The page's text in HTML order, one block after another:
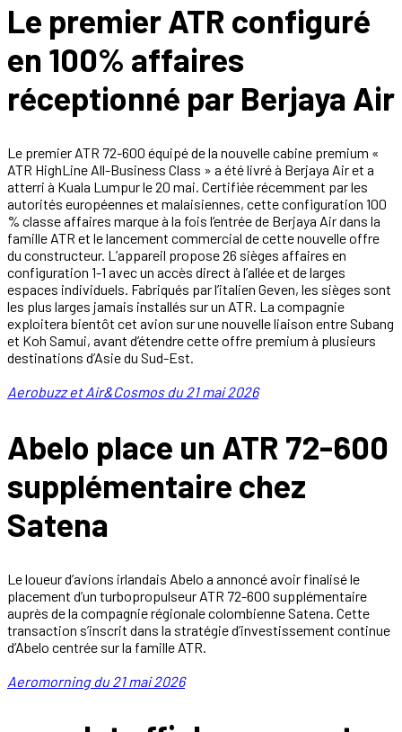
Le premier ATR configuré
en 100% affaires
réceptionné par Berjaya Air
Le premier ATR 72-600 équipé de la nouvelle cabine premium «
ATR HighLine All-Business Class » a été livré à Berjaya Air et a
atterri à Kuala Lumpur le 20 mai. Certifiée récemment par les
autorités européennes et malaisiennes, cette configuration 100
% classe affaires marque à la fois l’entrée de Berjaya Air dans la
famille ATR et le lancement commercial de cette nouvelle offre
du constructeur. L’appareil propose 26 sièges affaires en
configuration 1-1 avec un accès direct à l’allée et de larges
espaces individuels. Fabriqués par l’italien Geven, les sièges sont
les plus larges jamais installés sur un ATR. La compagnie
exploitera bientôt cet avion sur une nouvelle liaison entre Subang
et Koh Samui, avant d’étendre cette offre premium à plusieurs
destinations d’Asie du Sud-Est.
Aerobuzz et Air&Cosmos du 21 mai 2026
Abelo place un ATR 72-600
supplémentaire chez
Satena
Le loueur d’avions irlandais Abelo a annoncé avoir finalisé le
placement d’un turbopropulseur ATR 72-600 supplémentaire
auprès de la compagnie régionale colombienne Satena. Cette
transaction s’inscrit dans la stratégie d’investissement continue
d’Abelo centrée sur la famille ATR.
Aeromorning du 21 mai 2026